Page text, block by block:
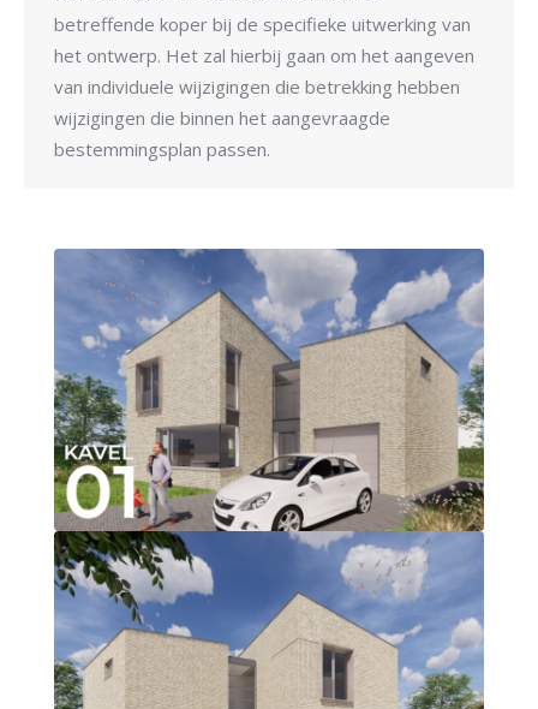
betreffende koper bij de specifieke uitwerking van
het ontwerp. Het zal hierbij gaan om het aangeven
van individuele wijzigingen die betrekking hebben
wijzigingen die binnen het aangevraagde
bestemmingsplan passen.